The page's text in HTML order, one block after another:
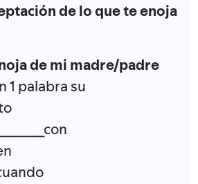
de lo que te enoja
de mi madre/padre
1 palabra su